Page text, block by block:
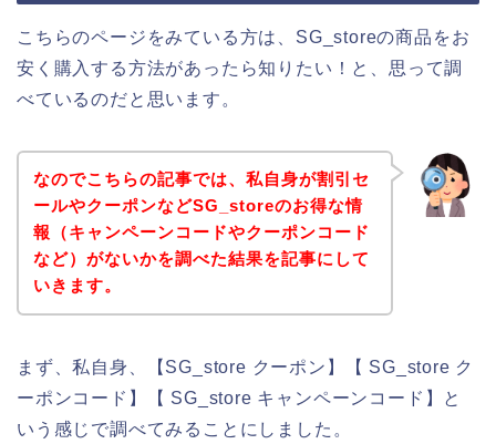
こちらのページをみている方は、SG_storeの商品をお
安く購入する方法があったら知りたい！と、思って調
べているのだと思います。
なのでこちらの記事では、私自身が割引セ
ールやクーポンなどSG_storeのお得な情
報（キャンペーンコードやクーポンコード
など）がないかを調べた結果を記事にして
いきます。
まず、私自身、【SG_store クーポン】【 SG_store ク
ーポンコード】【 SG_store キャンペーンコード】と
いう感じで調べてみることにしました。